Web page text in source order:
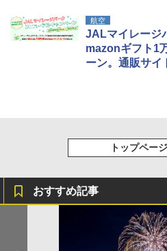
航空
JALマイレージ
mazonギフト1
ーン。通販サイ
トップペー
おすすめ記事